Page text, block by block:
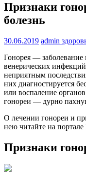
Признаки
болезнь
30.06.2019 admin
Гонорея — заболевание
венерических
неприятным
них диагностируется
или воспаление
гонореи — дурно
О лечении гонореи и
нею читайте на
Признаки